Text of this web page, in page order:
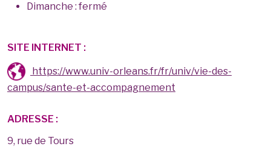
Dimanche : fermé
SITE INTERNET :
https://www.univ-orleans.fr/fr/univ/vie-des-
campus/sante-et-accompagnement
ADRESSE :
9, rue de Tours